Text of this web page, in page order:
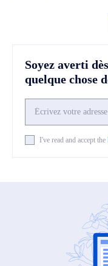
Soyez averti
quelque chose
I've read and accept the